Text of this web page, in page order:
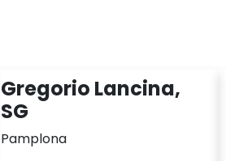
Gregorio Lancina,
SG
Pamplona